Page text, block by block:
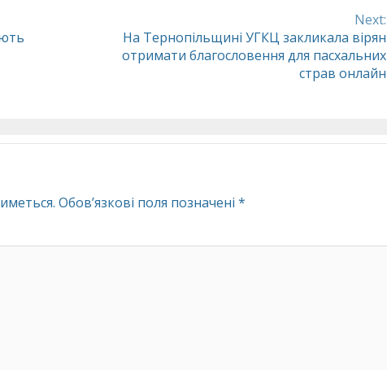
Next:
На Тернопільщині УГКЦ закликала вірян
отримати благословення для пасхальних
страв онлайн
Обов’язкові поля позначені *